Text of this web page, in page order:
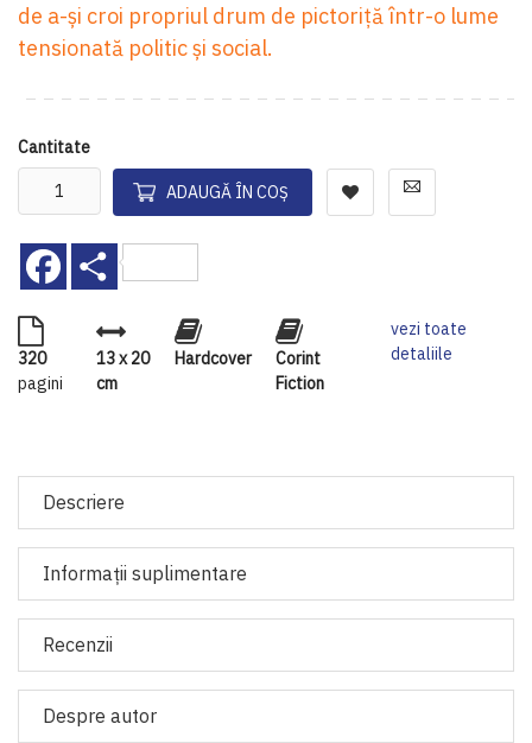
de a-și croi propriul drum de pictoriță într-o lume
tensionată politic și social.
Cantitate
ADAUGĂ ÎN COȘ
Facebook
320
pagini
13 x 20
cm
Hardcover
Corint
Fiction
vezi toate
detaliile
Descriere
Informaţii suplimentare
Recenzii
Despre autor